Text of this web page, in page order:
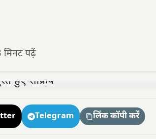
पढ़ें
Telegram लिंक कॉपी करें